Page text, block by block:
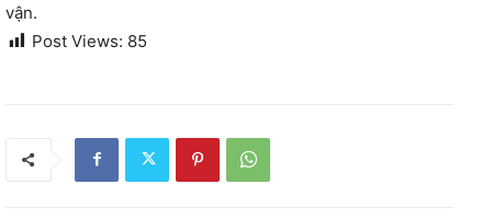
vận.
Post Views: 85